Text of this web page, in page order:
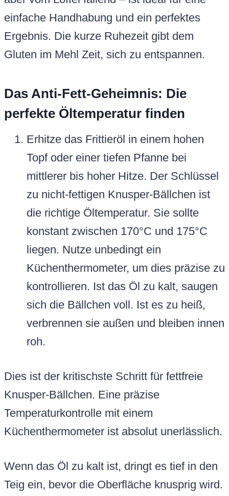
einfache Handhabung und ein perfektes
Ergebnis. Die kurze Ruhezeit gibt dem
Gluten im Mehl Zeit, sich zu entspannen.
Das Anti-Fett-Geheimnis: Die
perfekte Öltemperatur finden
Erhitze das Frittieröl in einem hohen
Topf oder einer tiefen Pfanne bei
mittlerer bis hoher Hitze. Der Schlüssel
zu nicht-fettigen Knusper-Bällchen ist
die richtige Öltemperatur. Sie sollte
konstant zwischen 170°C und 175°C
liegen. Nutze unbedingt ein
Küchenthermometer, um dies präzise zu
kontrollieren. Ist das Öl zu kalt, saugen
sich die Bällchen voll. Ist es zu heiß,
verbrennen sie außen und bleiben innen
roh.
Dies ist der kritischste Schritt für fettfreie
Knusper-Bällchen. Eine präzise
Temperaturkontrolle mit einem
Küchenthermometer ist absolut unerlässlich.
Wenn das Öl zu kalt ist, dringt es tief in den
Teig ein, bevor die Oberfläche knusprig wird.